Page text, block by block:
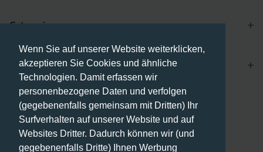
Wenn Sie auf unserer Website weiterklicken,
akzeptieren Sie Cookies und ähnliche
Technologien. Damit erfassen wir
personenbezogene Daten und verfolgen
(gegebenenfalls gemeinsam mit Dritten) Ihr
Surfverhalten auf unserer Website und auf
Websites Dritter. Dadurch können wir (und
gegebenenfalls Dritte) Ihnen Werbung
Zahlungsmethoden
Categories
Account